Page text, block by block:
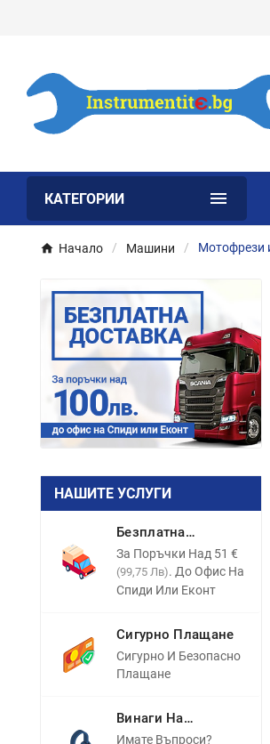
КАТЕГОРИИ 
Начало Машини Мотофрези
НАШИТЕ УСЛУГИ
Безплатна
Доставка
За Поръчки Над 51 €
(99,75 Лв). До Офис На
Спиди Или Еконт
Сигурно Плащане
Сигурно И Безопасно
Плащане
Винаги На
Разположение
Имате Въпроси?